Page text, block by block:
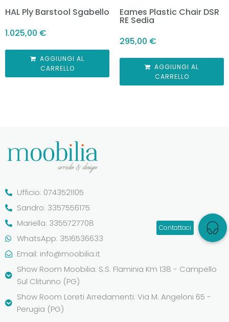
HAL Ply Barstool Sgabello
1.025,00 €
AGGIUNGI AL
CARRELLO
Eames Plastic Chair DSR
RE Sedia
295,00 €
AGGIUNGI AL
CARRELLO
Ufficio: 0743521105
Sandro: 3357556175
Mariella: 3355727708
WhatsApp: 3516536633
Email: info@moobilia.it
Show Room Moobilia: S.S. Flaminia Km 138 - Campello
Sul Clitunno (PG)
Show Room Loreti Arredamenti: Via M. Angeloni 65 -
Perugia (PG)